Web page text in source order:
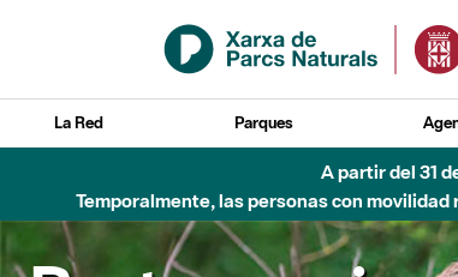
Saltar al contenido principal
La Red Parques
A partir del 31
Temporalmente, las personas con